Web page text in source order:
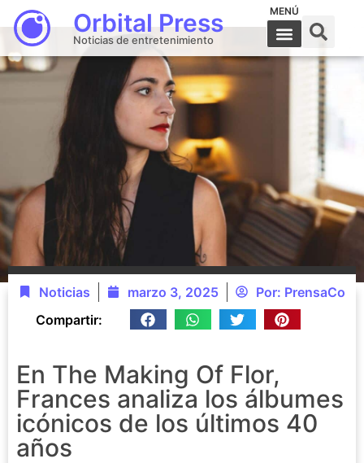
Orbital Press
Noticias de entretenimiento
MENÚ
Noticias marzo 3, 2025 Por: PrensaCo
Compartir:
En The Making Of Flor,
Frances analiza los álbumes
icónicos de los últimos 40
años